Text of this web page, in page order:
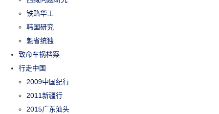
铁路华工
韩国研究
魁省统独
致命车祸档案
行走中国
2009中国纪行
2011新疆行
2015广东汕头